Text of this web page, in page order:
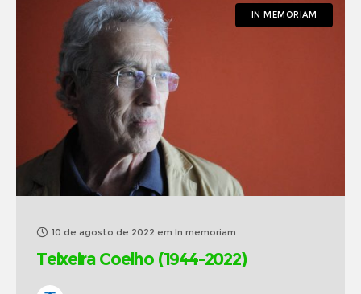
IN MEMORIAM
10 de agosto de 2022 em In memoriam
Teixeira Coelho (1944-2022)